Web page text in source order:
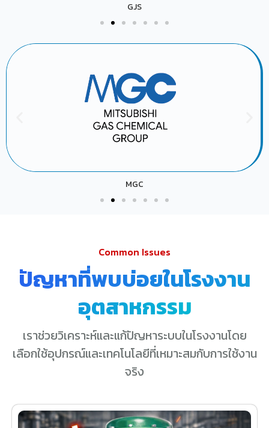
GJS
MGC
Common Issues
ปัญหาที่พบบ่อยในโรงงาน
อุตสาหกรรม
เราช่วยวิเคราะห์และแก้ปัญหาระบบในโรงงานโดย
เลือกใช้อุปกรณ์และเทคโนโลยีที่เหมาะสมกับการใช้งาน
จริง